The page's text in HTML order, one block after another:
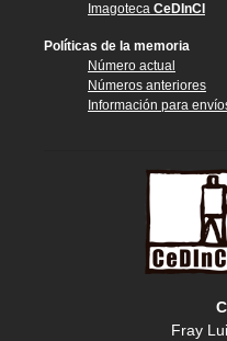
Imagoteca CeDInCI
Políticas de la memoria
Número actual
Números anteriores
Información para
Fray